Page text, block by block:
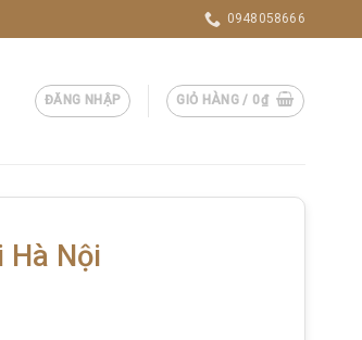
0948058666
ĐĂNG NHẬP GIỎ HÀNG / 0₫
Hà Nội